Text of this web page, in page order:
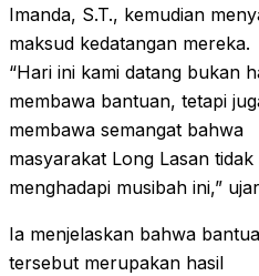
Imanda, S.T., kemudian
maksud kedatangan mereka.
“Hari ini kami datang bukan
membawa bantuan, tetapi
membawa semangat bahwa
masyarakat Long Lasan tidak
menghadapi musibah ini,”
Ia menjelaskan bahwa
tersebut merupakan hasil